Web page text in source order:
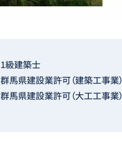
1級建築士
群馬県建設業許可（建築工事業）
群馬県建設業許可（大工工事業）